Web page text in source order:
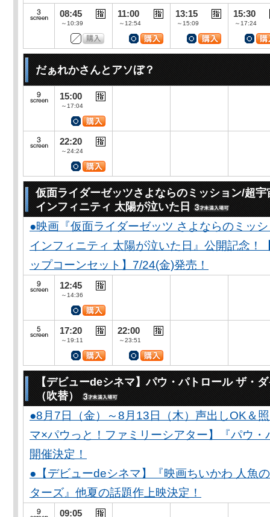
08:45
～10:39
11:00
～12:54
13:15
～15:09
15:30
～17:24
だぁれかさんとアソぼ？
15:00
～17:04
22:20
～24:24
仮面ライダーゼッツさよならのミッション/超
インフィニティ 太陽が泣いた日
●映画『仮面ライダーゼッツ さよならのミッ
インフィニティ 太陽が泣いた日』公開記念！
ップコーンセット】7/24(金)発売！
12:45
～14:36
17:20
～19:11
22:00
～23:51
【デビューdeシネマ】パウ・パトロール ザ・
（吹替）
●8月7日（金）～8月13日（木）声出しOK＆
マ×パウっと！ファミリーシアター】『パウ
開催決定！
●【デビューdeシネマ】『映画ちいかわ 人魚
ターズ』他夏の話題作上映決定！
09:05